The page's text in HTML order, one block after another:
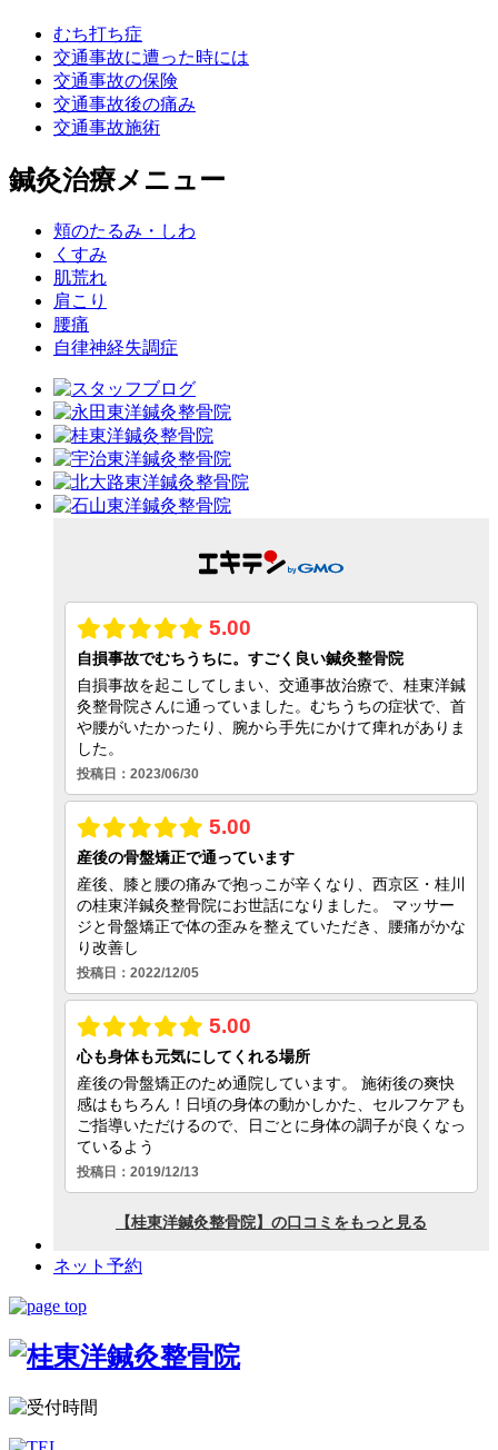
むち打ち症
交通事故に遭った時には
交通事故の保険
交通事故後の痛み
交通事故施術
鍼灸治療メニュー
頬のたるみ・しわ
くすみ
肌荒れ
肩こり
腰痛
自律神経失調症
ネット予約